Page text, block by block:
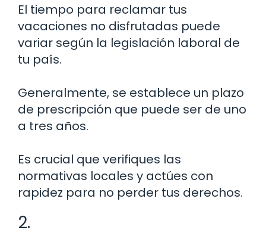
El tiempo para reclamar tus
vacaciones no disfrutadas puede
variar según la legislación laboral de
tu país.
Generalmente, se establece un plazo
de prescripción que puede ser de uno
a tres años.
Es crucial que verifiques las
normativas locales y actúes con
rapidez para no perder tus derechos.
2.